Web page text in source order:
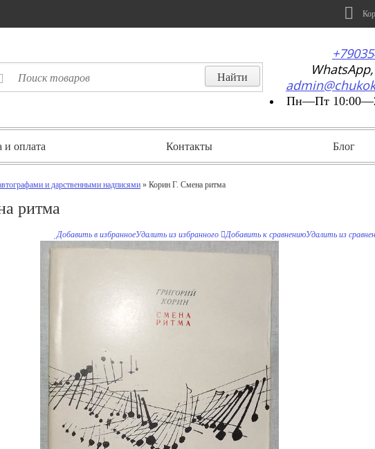
Пн—Пт
и оплата Контакты Блог
и дарственными надписями » Корин Г. Смена ритма
ритма
Добавить в избранноеУдалить из избранного Добавить к сравнениюУдалить из